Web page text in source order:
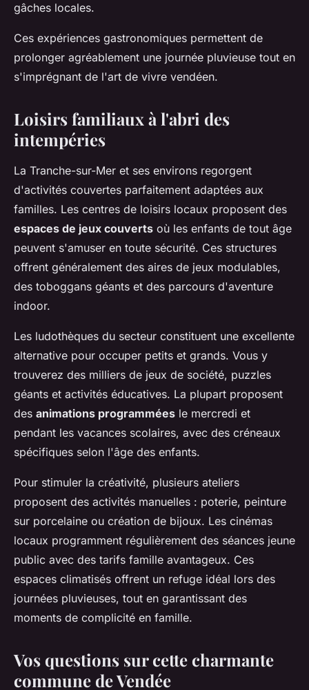
gâches locales.
Ces expériences gastronomiques permettent de
prolonger agréablement une journée pluvieuse tout en
s'imprégnant de l'art de vivre vendéen.
Loisirs familiaux à l'abri des
intempéries
La Tranche-sur-Mer et ses environs regorgent
d'activités couvertes parfaitement adaptées aux
familles. Les centres de loisirs locaux proposent des
espaces de jeux couverts où les enfants de tout âge
peuvent s'amuser en toute sécurité. Ces structures
offrent généralement des aires de jeux modulables,
des toboggans géants et des parcours d'aventure
indoor.
Les ludothèques du secteur constituent une excellente
alternative pour occuper petits et grands. Vous y
trouverez des milliers de jeux de société, puzzles
géants et activités éducatives. La plupart proposent
des animations programmées le mercredi et
pendant les vacances scolaires, avec des créneaux
spécifiques selon l'âge des enfants.
Pour stimuler la créativité, plusieurs ateliers
proposent des activités manuelles : poterie, peinture
sur porcelaine ou création de bijoux. Les cinémas
locaux programment régulièrement des séances jeune
public avec des tarifs famille avantageux. Ces
espaces climatisés offrent un refuge idéal lors des
journées pluvieuses, tout en garantissant des
moments de complicité en famille.
Vos questions sur cette charmante
commune de Vendée